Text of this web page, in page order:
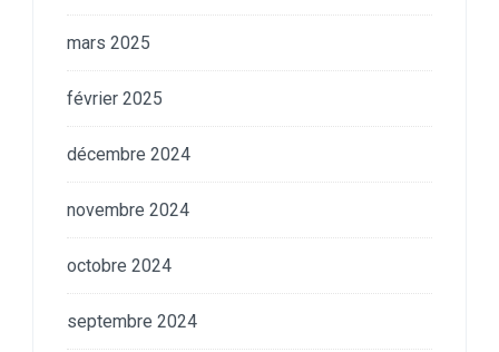
mars 2025
février 2025
décembre 2024
novembre 2024
octobre 2024
septembre 2024